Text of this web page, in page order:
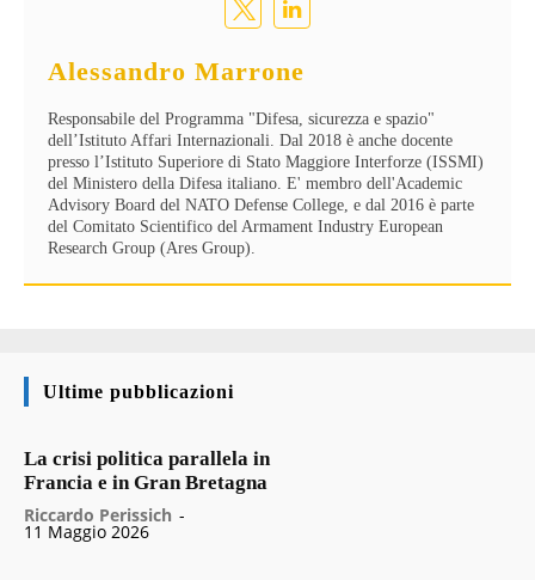
Alessandro Marrone
Responsabile del Programma "Difesa, sicurezza e spazio"
dell’Istituto Affari Internazionali. Dal 2018 è anche docente
presso l’Istituto Superiore di Stato Maggiore Interforze (ISSMI)
del Ministero della Difesa italiano. E' membro dell'Academic
Advisory Board del NATO Defense College, e dal 2016 è parte
del Comitato Scientifico del Armament Industry European
Research Group (Ares Group).
Ultime pubblicazioni
La crisi politica parallela in
Francia e in Gran Bretagna
Riccardo Perissich -
11 Maggio 2026